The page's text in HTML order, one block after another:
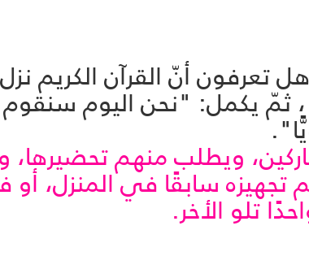
تعرفون أنّ القرآن الكريم
يكمل: "نحن اليوم سنقوم
ويطلب منهم
تجهيزه سابقًا في المنزل،
تلو الأخر.